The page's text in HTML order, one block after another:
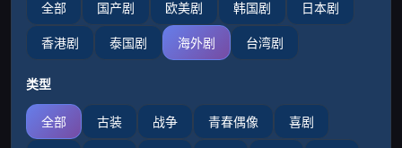
全部 国产剧 欧美剧 韩国剧 日本剧
香港剧 泰国剧 海外剧 台湾剧
类型
全部 古装 战争 青春偶像 喜剧